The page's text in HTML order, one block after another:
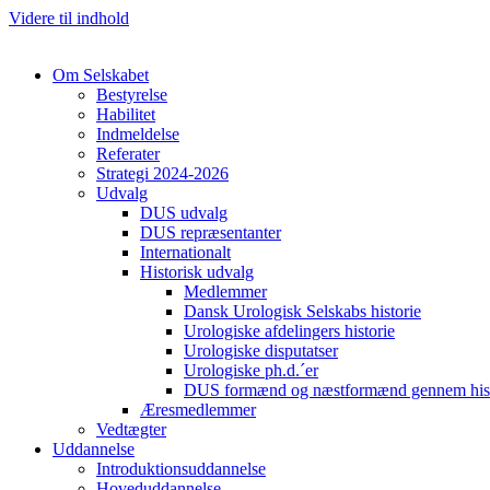
Videre til indhold
Om Selskabet
Bestyrelse
Habilitet
Indmeldelse
Referater
Strategi 2024-2026
Udvalg
DUS udvalg
DUS repræsentanter
Internationalt
Historisk udvalg
Medlemmer
Dansk Urologisk Selskabs historie
Urologiske afdelingers historie
Urologiske disputatser
Urologiske ph.d.´er
DUS formænd og næstformænd gennem
Æresmedlemmer
Vedtægter
Uddannelse
Introduktionsuddannelse